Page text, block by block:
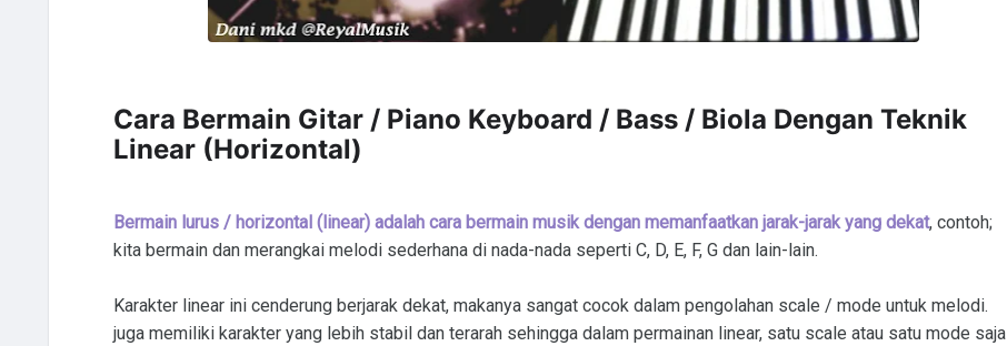
Cara Bermain Gitar / Piano Keyboard / Bass / Biola Dengan Teknik
Linear (Horizontal)
Bermain lurus / horizontal (linear) adalah cara bermain musik dengan memanfaatkan jarak-jarak yang dekat, contoh;
kita bermain dan merangkai melodi sederhana di nada-nada seperti C, D, E, F, G dan lain-lain.
Karakter linear ini cenderung berjarak dekat, makanya sangat cocok dalam pengolahan scale / mode untuk melodi.
juga memiliki karakter yang lebih stabil dan terarah sehingga dalam permainan linear, satu scale atau satu mode saja